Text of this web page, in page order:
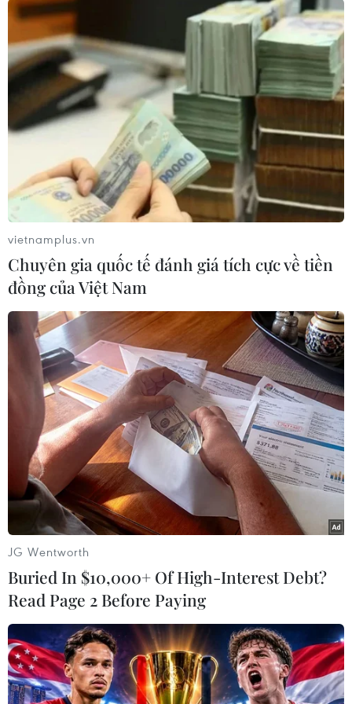
minh, làm rõ nguyên nhân vụ việc./.
(TTXVN/Vietnam+)
#Dệt may
#Panko Tam Thăng
#Dệt may Panko Tam Thăng
#Ngất xỉu
#Hiện tượng Hysteria
TP. Đà Nẵng Quảng Nam
Theo dõi VietnamPlus
TIN LIÊN QUAN
vietnamplus.vn
Chuyên gia quốc tế đánh giá tích cực về tiền
đồng của Việt Nam
JG Wentworth
Buried In $10,000+ Of High-Interest Debt?
Read Page 2 Before Paying